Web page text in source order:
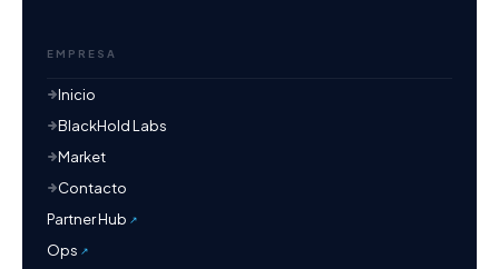
EMPRESA
Inicio
BlackHold Labs
Market
Contacto
Partner Hub
Ops